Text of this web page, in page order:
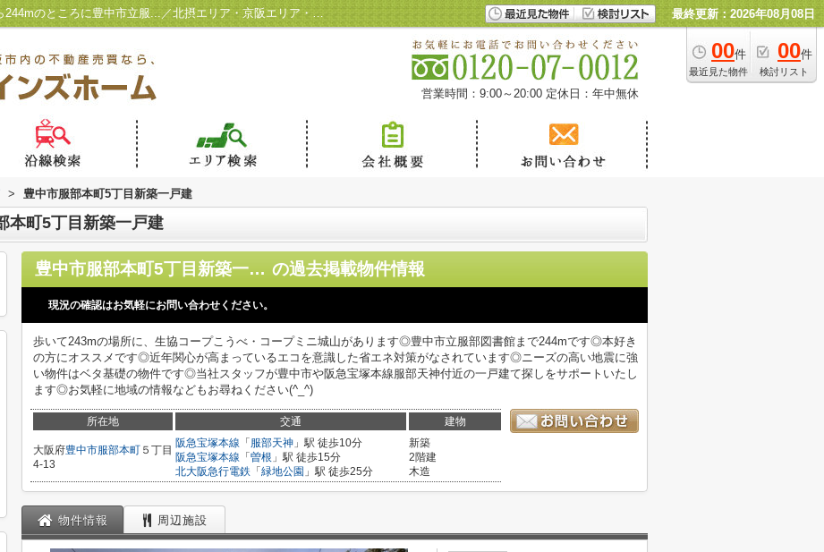
豊中市服部本町5丁目新築一戸建 家から244mのところに豊中市立服...／北摂エリア・京阪エリア・大阪市内の不動産売買ならワンツインズホーム 最終更新：2026年08月08日
00件
最近見た物件
00件
検討リスト
営業時間：9:00～20:00 定休日：年中無休
> 豊中市服部本町5丁目新築一戸建
本町5丁目新築一戸建
豊中市服部本町5丁目新築一戸建 の過去掲載物件情報
現況の確認はお気軽にお問い合わせください。
歩いて243mの場所に、生協コープこうべ・コープミニ城山があります◎豊中市立服部図書館まで244mです◎本好き
の方にオススメです◎近年関心が高まっているエコを意識した省エネ対策がなされています◎ニーズの高い地震に強
い物件はベタ基礎の物件です◎当社スタッフが豊中市や阪急宝塚本線服部天神付近の一戸建て探しをサポートいたし
ます◎お気軽に地域の情報などもお尋ねください(^_^)
所在地 交通 建物
大阪府豊中市服部本町 ５丁目
4-13
阪急宝塚本線 「 服部天神 」駅 徒歩10分
阪急宝塚本線 「 曽根 」駅 徒歩15分
北大阪急行電鉄 「 緑地公園 」駅 徒歩25分
新築
2階建
木造
物件情報 周辺施設